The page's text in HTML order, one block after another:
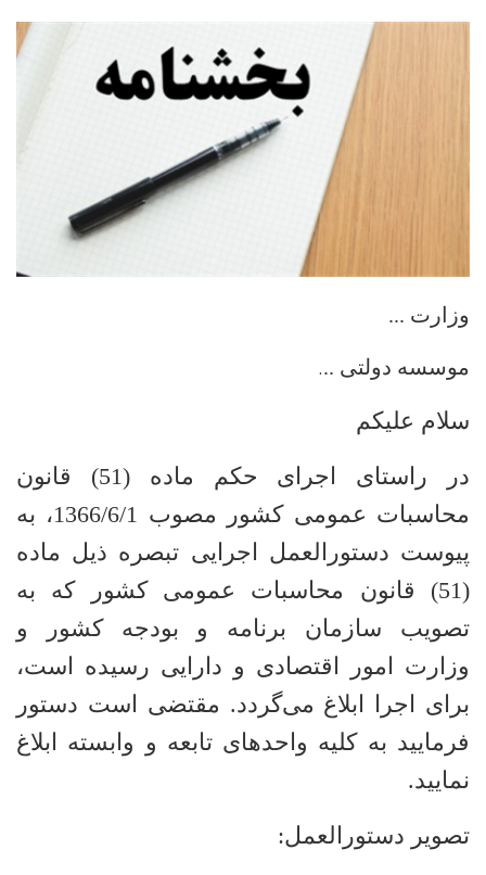
وزارت ...
موسسه دولتی ...
سلام علیکم
در راستای اجرای حکم ماده (51) قانون
محاسبات عمومی کشور مصوب 1366/6/1، به
پیوست دستورالعمل اجرایی تبصره ذیل ماده
(51) قانون محاسبات عمومی کشور که به
تصویب سازمان برنامه و بودجه کشور و
وزارت امور اقتصادی و دارایی رسیده است،
برای اجرا ابلاغ می‌گردد. مقتضی است دستور
فرمایید به کلیه واحدهای تابعه و وابسته ابلاغ
نمایید.
تصویر دستورالعمل: